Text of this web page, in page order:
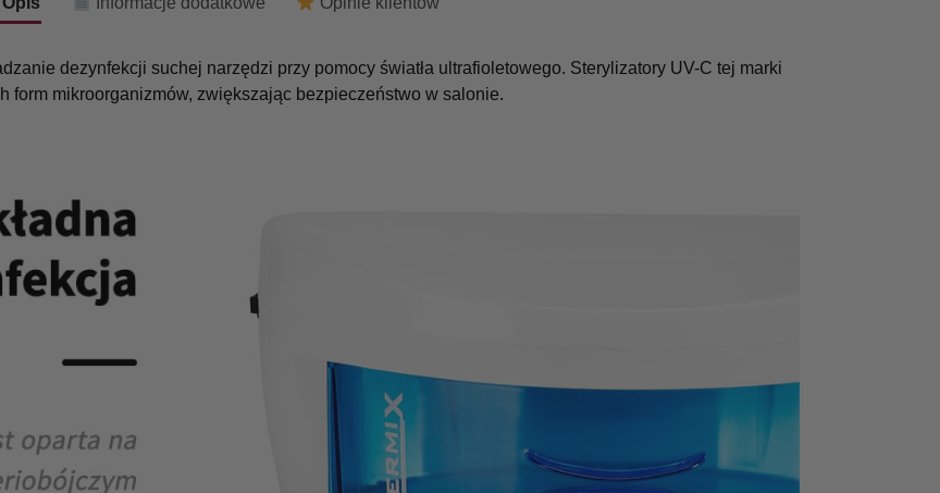
dezynfekcji suchej narzędzi przy pomocy światła ultrafioletowego. Sterylizatory UV-C tej marki
mikroorganizmów, zwiększając bezpieczeństwo w salonie.